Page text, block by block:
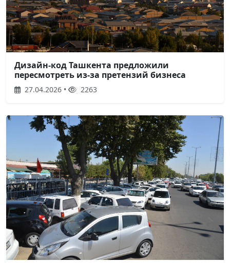
Дизайн-код Ташкента предложили
пересмотреть из-за претензий бизнеса
27.04.2026 • 2263